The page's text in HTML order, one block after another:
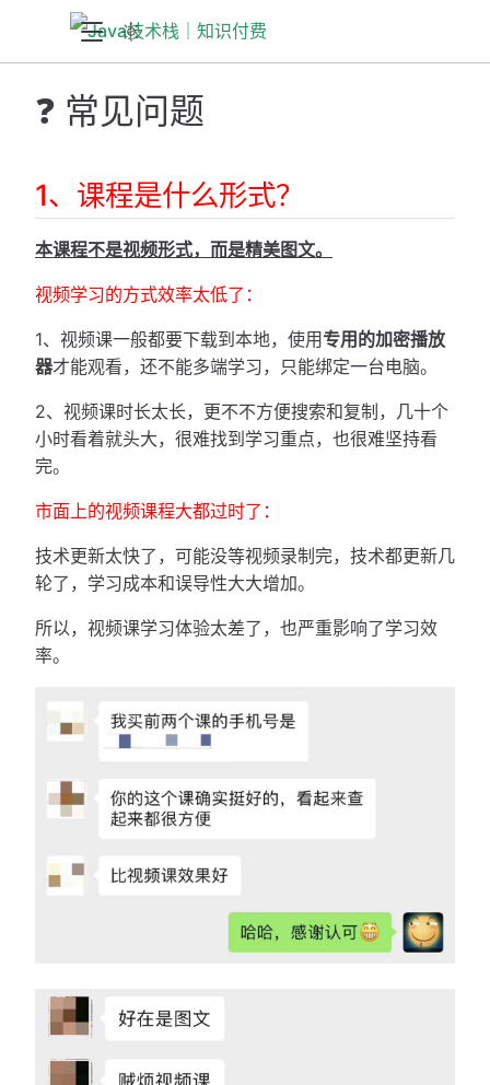
❓ ​常见问题
1、课程是什么形式？
本课程不是视频形式， 而是精美图文。
视频学习的方式效率太低了：
1、视频课一般都要下载到本地，使用 专用的加密播放
器才能观看，还不能多端学习，只能绑定一台电脑。
2、视频课时长太长，更不不方便搜索和复制，几十个
小时看着就头大，很难找到学习重点，也很难坚持看
完。
市面上的视频课程大都过时了：
技术更新太快了，可能没等视频录制完，技术都更新几
轮了，学习成本和误导性大大增加。
所以，视频课学习体验太差了，也严重影响了学习效
率。